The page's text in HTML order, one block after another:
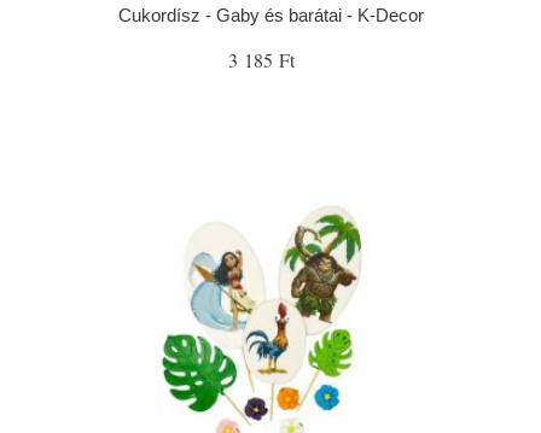
Cukordísz - Gaby és barátai - K-Decor
3 185 Ft